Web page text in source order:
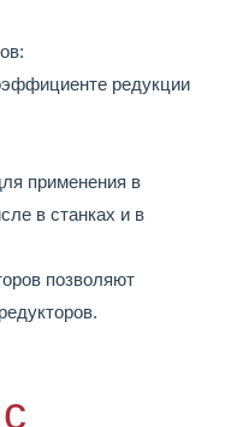
редукции
применения в
в станках и в
позволяют